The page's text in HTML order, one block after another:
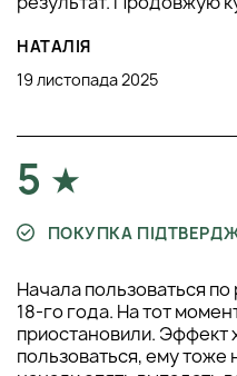
НАТАЛІЯ
19 листопада 2025
5
ПОКУПКА
Начала пользоваться
18-го года. На тот
приостановили.
пользоваться, ему тоже